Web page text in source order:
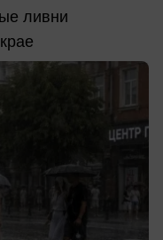
ливни